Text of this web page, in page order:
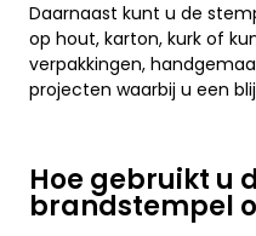
Daarnaast kunt u de
op hout, karton, kurk of
verpakkingen,
projecten waarbij u een
Hoe gebruikt u
brandstempel